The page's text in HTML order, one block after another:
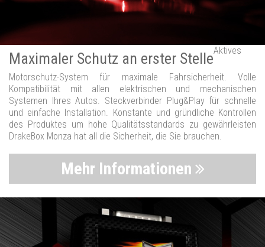
Maximaler Schutz an erster StelleAktives
Motorschutz-System für maximale Fahrsicherheit. Volle
Kompatibilität mit allen elektrischen und mechanischen
Systemen Ihres Autos. Steckverbinder Plug&Play für schnelle
und einfache Installation. Konstante und gründliche Kontrollen
des Produktes um hohe Qualitätsstandards zu gewährleisten
DrakeBox Monza hat all die Sicherheit, die Sie brauchen.
Mehr Informationen